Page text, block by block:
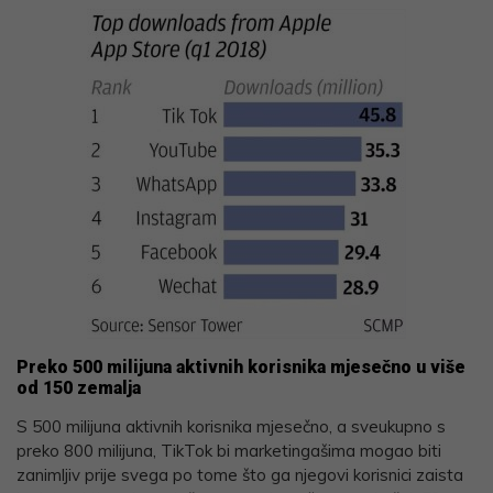
Preko 500 milijuna aktivnih korisnika mjesečno u više
od 150 zemalja
S 500 milijuna aktivnih korisnika mjesečno, a sveukupno s
preko 800 milijuna, TikTok bi marketingašima mogao biti
zanimljiv prije svega po tome što ga njegovi korisnici zaista